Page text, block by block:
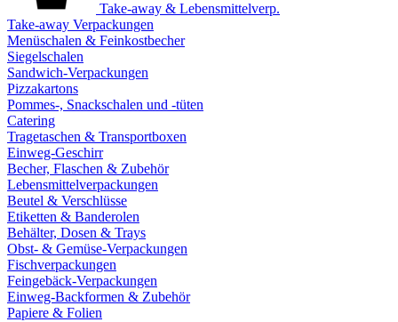
Take-away & Lebensmittelverp.
Take-away Verpackungen
Menüschalen & Feinkostbecher
Siegelschalen
Sandwich-Verpackungen
Pizzakartons
Pommes-, Snackschalen und -tüten
Catering
Tragetaschen & Transportboxen
Einweg-Geschirr
Becher, Flaschen & Zubehör
Lebensmittelverpackungen
Beutel & Verschlüsse
Etiketten & Banderolen
Behälter, Dosen & Trays
Obst- & Gemüse-Verpackungen
Fischverpackungen
Feingebäck-Verpackungen
Einweg-Backformen & Zubehör
Papiere & Folien